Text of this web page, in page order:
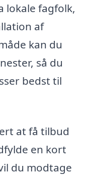
lokale fagfolk,
af
kan du
så du
bedst til
at få tilbud
en kort
du modtage